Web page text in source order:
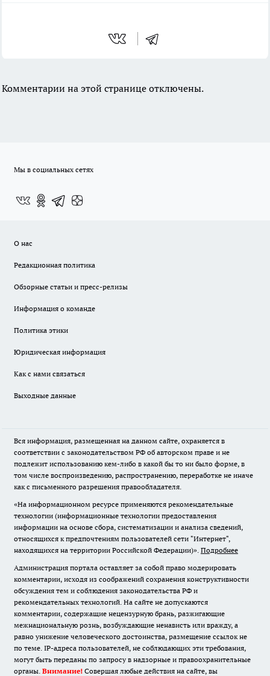
Комментарии на этой странице отключены.
Мы в социальных сетях
О нас
Редакционная политика
Обзорные статьи и пресс-релизы
Информация о команде
Политика этики
Юридическая информация
Как с нами связаться
Выходные данные
Вся информация, размещенная на данном сайте, охраняется в
соответствии с законодательством РФ об авторском праве и не
подлежит использованию кем-либо в какой бы то ни было форме, в
том числе воспроизведению, распространению, переработке не иначе
как с письменного разрешения правообладателя.
«На информационном ресурсе применяются рекомендательные
технологии (информационные технологии предоставления
информации на основе сбора, систематизации и анализа сведений,
относящихся к предпочтениям пользователей сети "Интернет",
находящихся на территории Российской Федерации)». Подробнее
Администрация портала оставляет за собой право модерировать
комментарии, исходя из соображений сохранения конструктивности
обсуждения тем и соблюдения законодательства РФ и
рекомендательных технологий. На сайте не допускаются
комментарии, содержащие нецензурную брань, разжигающие
межнациональную рознь, возбуждающие ненависть или вражду, а
равно унижение человеческого достоинства, размещение ссылок не
по теме. IP-адреса пользователей, не соблюдающих эти требования,
могут быть переданы по запросу в надзорные и правоохранительные
органы. Внимание! Совершая любые действия на сайте, вы